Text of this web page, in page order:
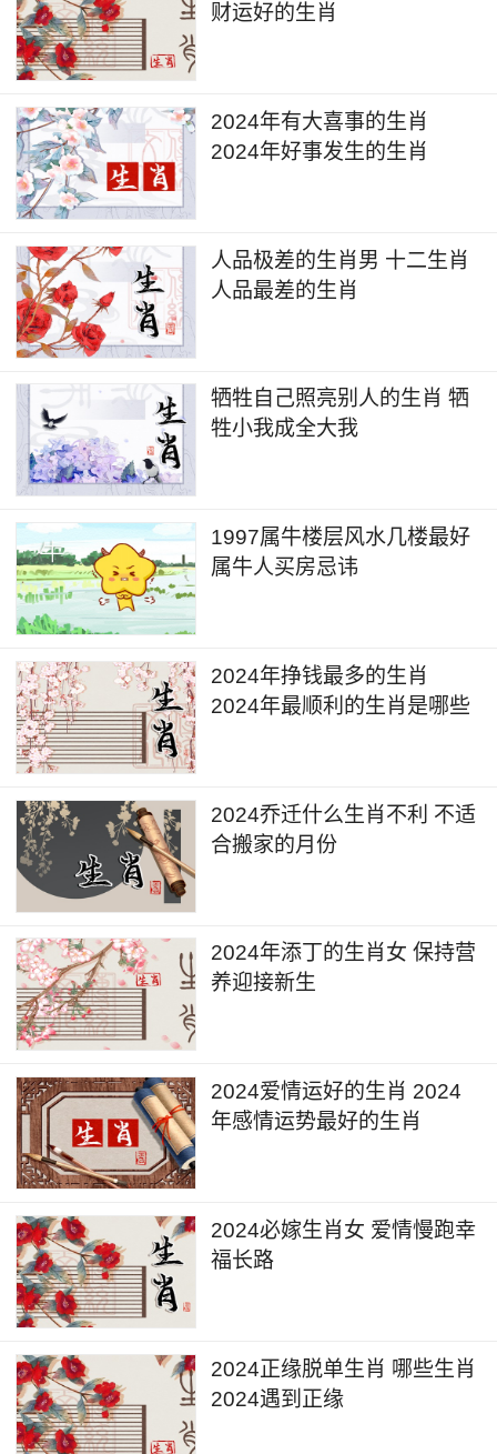
财运好的生肖
2024年有大喜事的生肖
2024年好事发生的生肖
人品极差的生肖男 十二生肖
人品最差的生肖
牺牲自己照亮别人的生肖 牺
牲小我成全大我
1997属牛楼层风水几楼最好
属牛人买房忌讳
2024年挣钱最多的生肖
2024年最顺利的生肖是哪些
2024乔迁什么生肖不利 不适
合搬家的月份
2024年添丁的生肖女 保持营
养迎接新生
2024爱情运好的生肖 2024
年感情运势最好的生肖
2024必嫁生肖女 爱情慢跑幸
福长路
2024正缘脱单生肖 哪些生肖
2024遇到正缘